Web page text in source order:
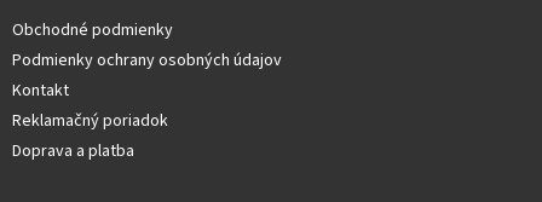
Obchodné podmienky
Podmienky ochrany osobných údajov
Kontakt
Reklamačný poriadok
Doprava a platba